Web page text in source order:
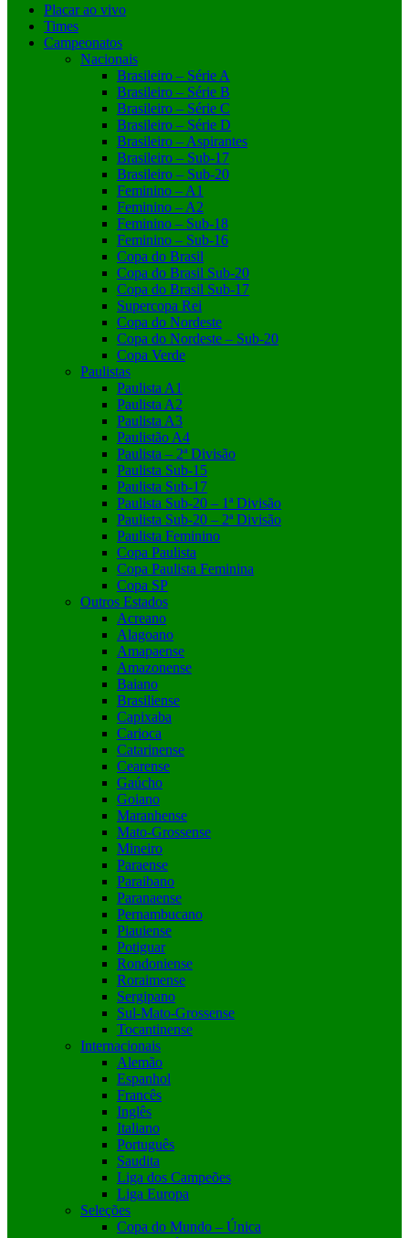
Placar ao vivo
Times
Campeonatos
Nacionais
Brasileiro – Série A
Brasileiro – Série B
Brasileiro – Série C
Brasileiro – Série D
Brasileiro – Aspirantes
Brasileiro – Sub-17
Brasileiro – Sub-20
Feminino – A1
Feminino – A2
Feminino – Sub-18
Feminino – Sub-16
Copa do Brasil
Copa do Brasil Sub-20
Copa do Brasil Sub-17
Supercopa Rei
Copa do Nordeste
Copa do Nordeste – Sub-20
Copa Verde
Paulistas
Paulista A1
Paulista A2
Paulista A3
Paulistão A4
Paulista – 2ª Divisão
Paulista Sub-15
Paulista Sub-17
Paulista Sub-20 – 1ª Divisão
Paulista Sub-20 – 2ª Divisão
Paulista Feminino
Copa Paulista
Copa Paulista Feminina
Copa SP
Outros Estados
Acreano
Alagoano
Amapaense
Amazonense
Baiano
Brasiliense
Capixaba
Carioca
Catarinense
Cearense
Gaúcho
Goiano
Maranhense
Mato-Grossense
Mineiro
Paraense
Paraibano
Paranaense
Pernambucano
Piauiense
Potiguar
Rondoniense
Roraimense
Sergipano
Sul-Mato-Grossense
Tocantinense
Internacionais
Alemão
Espanhol
Francês
Inglês
Italiano
Português
Saudita
Liga dos Campeões
Liga Europa
Seleções
Copa do Mundo – Única